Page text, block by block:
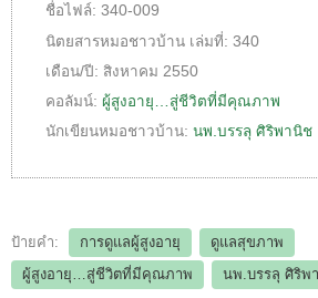
ชื่อไฟล์: 340-009
นิตยสารหมอชาวบ้าน เล่มที่: 340
เดือน/ปี: สิงหาคม 2550
คอลัมน์: ผู้สูงอายุ…สู่ชีวิตที่มีคุณภาพ
นักเขียนหมอชาวบ้าน: นพ.บรรลุ ศิริพานิช
ป้ายคำ: การดูแลผู้สูงอายุ
ดูแลสุขภาพ
ผู้สูงอายุ…สู่ชีวิตที่มีคุณภาพ
นพ.บรรลุ ศิริพ